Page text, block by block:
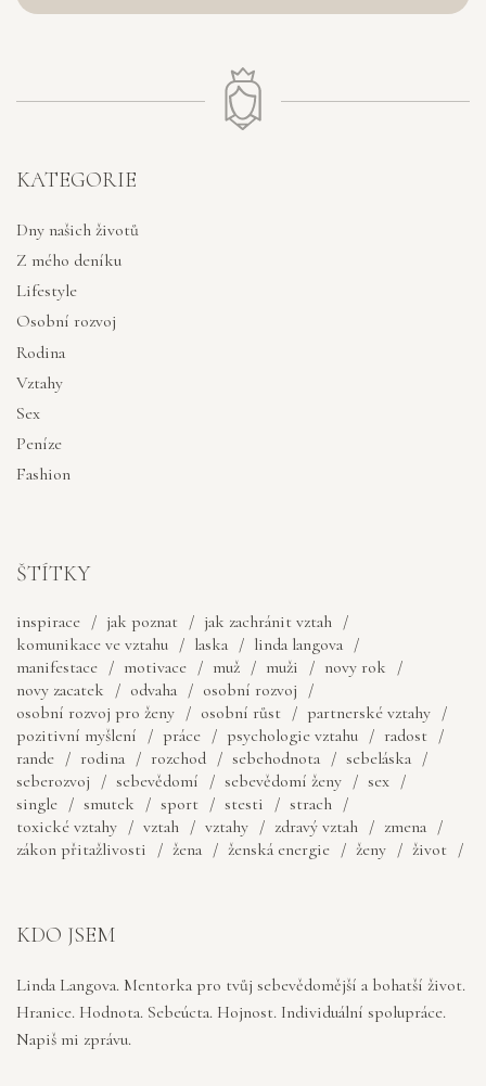
KATEGORIE
Dny našich životů
Z mého deníku
Lifestyle
Osobní rozvoj
Rodina
Vztahy
Sex
Peníze
Fashion
ŠTÍTKY
inspirace jak poznat
jak zachránit vztah
komunikace ve vztahu
laska
linda langova
manifestace
motivace muž muži
novy rok
novy zacatek
odvaha
osobní rozvoj
osobní rozvoj pro ženy
osobní růst
partnerské vztahy
pozitivní myšlení
práce psychologie vztahu
radost
rande
rodina rozchod sebehodnota
sebeláska
seberozvoj
sebevědomí sebevědomí ženy
sex
single
smutek sport stesti
strach
toxické vztahy
vztah vztahy zdravý vztah
zmena
zákon přitažlivosti
žena ženská energie ženy život
KDO JSEM
Linda Langova. Mentorka pro tvůj sebevědomější a bohatší život.
Hranice. Hodnota. Sebeúcta. Hojnost. Individuální spolupráce.
Napiš mi zprávu.